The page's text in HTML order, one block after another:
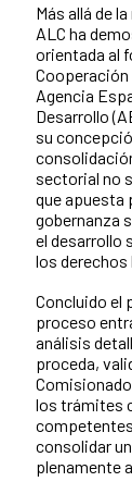
Más allá de
ALC ha
orientada al
Cooperación
Agencia
Desarrollo
su
sectorial no
que apuesta
gobernanza
el desarrollo
los derechos
Concluido el
proceso
análisis
proceda,
los trámites
consolidar
plenamente